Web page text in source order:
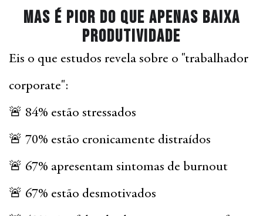
Mas é pior do que apenas baixa
produtividade
Eis o que estudos revela sobre o "trabalhador
corporate":
🚨 84% estão stressados
🚨 70% estão cronicamente distraídos
🚨 67% apresentam sintomas de burnout
🚨 67% estão desmotivados